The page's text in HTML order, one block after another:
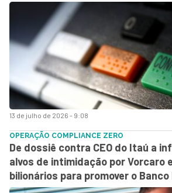
13 de julho de 2026 - 9:08
OPERAÇÃO COMPLIANCE ZERO
De dossiê contra CEO do Itaú a
alvos de intimidação por Vorcaro
bilionários para promover o